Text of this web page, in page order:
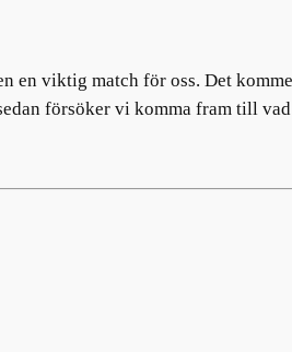
en viktig match för oss. Det
försöker vi komma fram till